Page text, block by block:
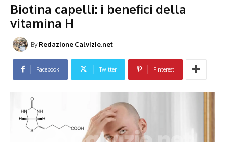
Biotina capelli: i benefici della
vitamina H
By Redazione Calvizie.net
Facebook Twitter Pinterest